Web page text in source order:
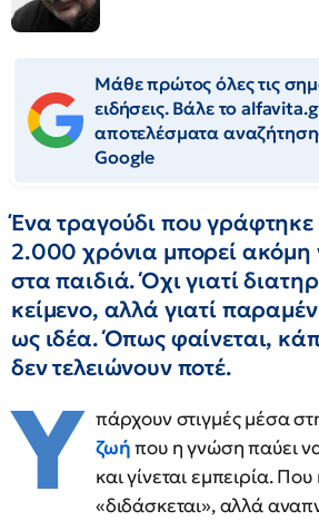
Μάθε πρώτος όλες τις
ειδήσεις. Βάλε το
αποτελέσματα
Google
Ένα τραγούδι που
2.000 χρόνια μπορεί ακόμη
στα παιδιά. Όχι γιατί
κείμενο, αλλά γιατί
ως ιδέα. Όπως φαίνεται,
δεν τελειώνουν ποτέ.
Υ πάρχουν στιγμές μέσα
ζωήπου η γνώση παύει
και γίνεται εμπειρία.
«διδάσκεται», αλλά